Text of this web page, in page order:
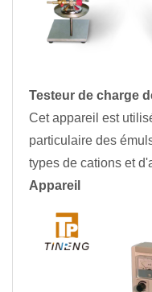
Testeur de charge
Cet appareil est
particulaire des
types de cations et
Appareil